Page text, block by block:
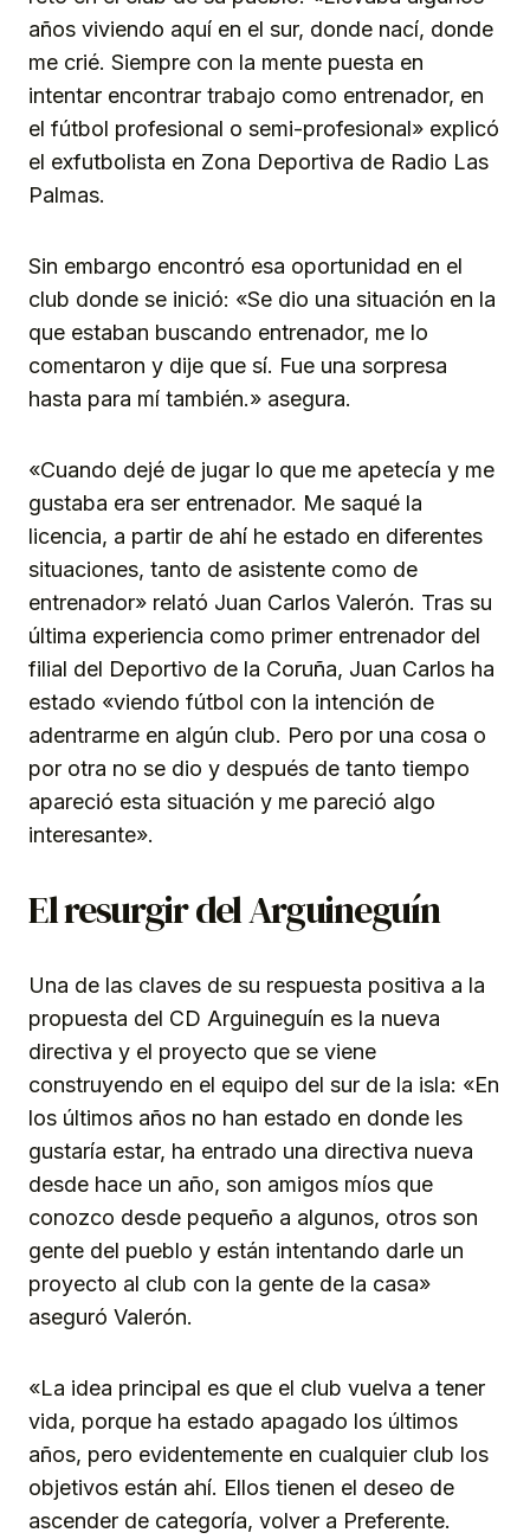
años viviendo aquí en el sur, donde nací, donde
me crié. Siempre con la mente puesta en
intentar encontrar trabajo como entrenador, en
el fútbol profesional o semi-profesional» explicó
el exfutbolista en Zona Deportiva de Radio Las
Palmas.
Sin embargo encontró esa oportunidad en el
club donde se inició: «Se dio una situación en la
que estaban buscando entrenador, me lo
comentaron y dije que sí. Fue una sorpresa
hasta para mí también.» asegura.
«Cuando dejé de jugar lo que me apetecía y me
gustaba era ser entrenador. Me saqué la
licencia, a partir de ahí he estado en diferentes
situaciones, tanto de asistente como de
entrenador» relató Juan Carlos Valerón. Tras su
última experiencia como primer entrenador del
filial del Deportivo de la Coruña, Juan Carlos ha
estado «viendo fútbol con la intención de
adentrarme en algún club. Pero por una cosa o
por otra no se dio y después de tanto tiempo
apareció esta situación y me pareció algo
interesante».
El resurgir del Arguineguín
Una de las claves de su respuesta positiva a la
propuesta del CD Arguineguín es la nueva
directiva y el proyecto que se viene
construyendo en el equipo del sur de la isla: «En
los últimos años no han estado en donde les
gustaría estar, ha entrado una directiva nueva
desde hace un año, son amigos míos que
conozco desde pequeño a algunos, otros son
gente del pueblo y están intentando darle un
proyecto al club con la gente de la casa»
aseguró Valerón.
«La idea principal es que el club vuelva a tener
vida, porque ha estado apagado los últimos
años, pero evidentemente en cualquier club los
objetivos están ahí. Ellos tienen el deseo de
ascender de categoría, volver a Preferente.